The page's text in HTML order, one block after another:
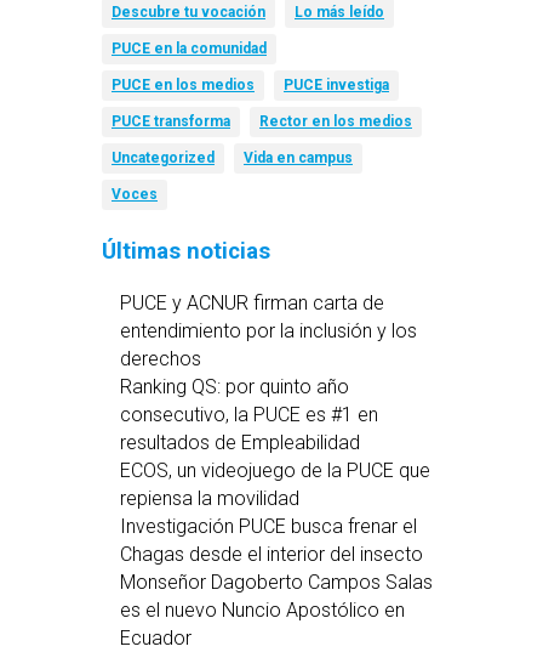
Descubre tu vocación Lo más leído
PUCE en la comunidad
PUCE en los medios PUCE investiga
PUCE transforma Rector en los medios
Uncategorized Vida en campus
Voces
Últimas noticias
PUCE y ACNUR firman carta de
entendimiento por la inclusión y los
derechos
Ranking QS: por quinto año
consecutivo, la PUCE es #1 en
resultados de Empleabilidad
ECOS, un videojuego de la PUCE que
repiensa la movilidad
Investigación PUCE busca frenar el
Chagas desde el interior del insecto
Monseñor Dagoberto Campos Salas
es el nuevo Nuncio Apostólico en
Ecuador